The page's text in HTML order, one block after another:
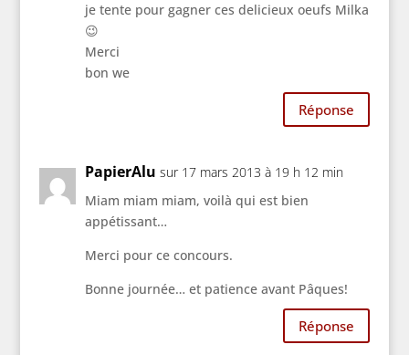
je tente pour gagner ces delicieux oeufs Milka
😉
Merci
bon we
Réponse
PapierAlu sur 17 mars 2013 à 19 h 12 min
Miam miam miam, voilà qui est bien
appétissant…
Merci pour ce concours.
Bonne journée… et patience avant Pâques!
Réponse